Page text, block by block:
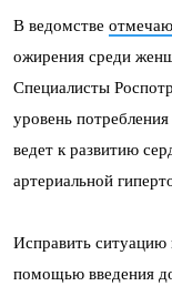
В ведомстве
ожирения среди
Специалисты
уровень
ведет к развитию
артериальной
Исправить ситуацию
помощью введения